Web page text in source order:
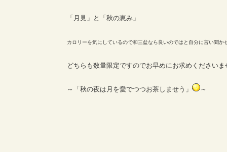
「月見」と「秋の恵み」
カロリーを気にしているので和三盆なら良いのではと自分に言い聞か
どちらも数量限定ですのでお早めにお求めくださいま
～「秋の夜は月を愛でつつお茶しませう」 ～